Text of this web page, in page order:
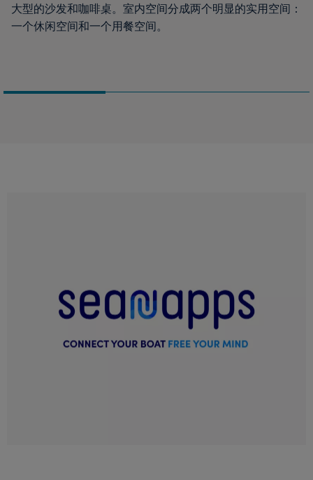
大型的沙发和咖啡桌。室内空间分成两个明显的实用空间：
一个休闲空间和一个用餐空间。